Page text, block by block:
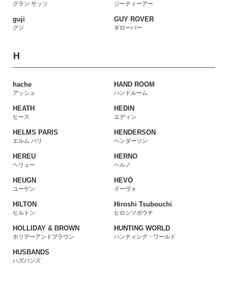
グラン サッソ ジーティーアー
guji
グジ
GUY ROVER
ギローバー
H
hache
アッシュ
HAND ROOM
ハンドルーム
HEATH
ヒース
HEDIN
エディン
HELMS PARIS
エルム パリ
HENDERSON
ヘンダーソン
HEREU
ヘリュー
HERNO
ヘルノ
HEUGN
ユーゲン
HEVÒ
イーヴォ
HILTON
ヒルトン
Hiroshi Tsubouchi
ヒロシツボウチ
HOLLIDAY & BROWN
ホリデーアンドブラウン
HUNTING WORLD
ハンティング・ワールド
HUSBANDS
ハズバンズ